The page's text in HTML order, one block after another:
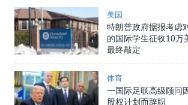
美国
特朗普政府据报考虑
的国际学生征收10万
最终敲定
体育
一国际足联高级顾问
股权计划而辞职